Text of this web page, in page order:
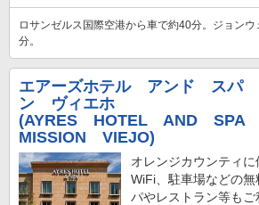
ロサンゼルス国際空港から車で約40分。ジョン
分。
エアーズホテル アンド スパ
ン ヴィエホ
(AYRES HOTEL AND SPA
MISSION VIEJO)
オレンジカウンティに
WiFi、駐車場などの
パやレストラン等もご